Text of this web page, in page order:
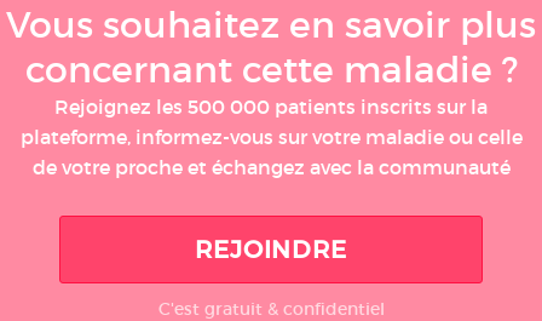
Vous souhaitez en savoir plus
concernant cette maladie ?
Rejoignez les 500 000 patients inscrits sur la
plateforme, informez-vous sur votre maladie ou celle
de votre proche et échangez avec la communauté
REJOINDRE
C'est gratuit & confidentiel